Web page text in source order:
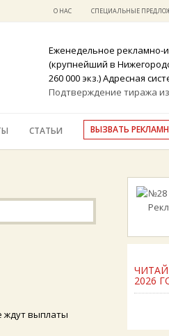
О НАС СПЕЦИАЛЬНЫЕ
Еженедельное
(крупнейший в
260 000 экз.) Адресная
Подтверждение тиража
СТАТЬИ ВЫЗВАТЬ
ждут выплаты
2026